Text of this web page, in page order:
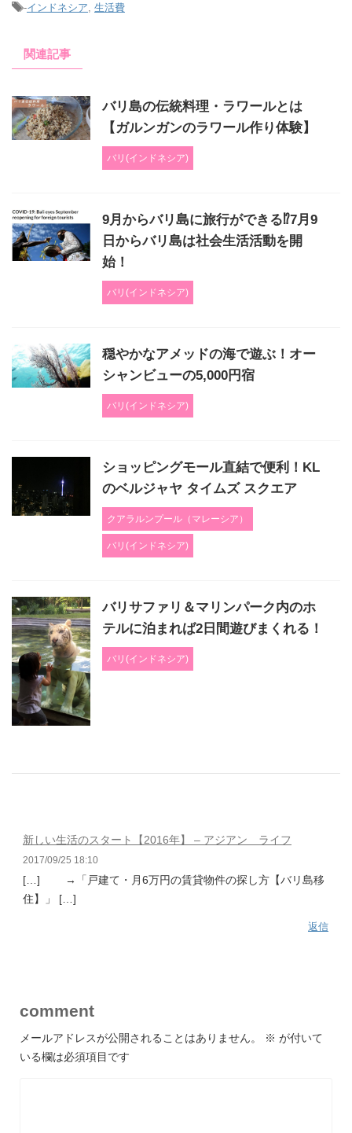
-インドネシア 生活費
関連記事
バリ島の伝統料理・ラワールとは
【ガルンガンのラワール作り体験】
バリ(インドネシア)
9月からバリ島に旅行ができる⁉7月9
日からバリ島は社会生活活動を開
始！
バリ(インドネシア)
穏やかなアメッドの海で遊ぶ！オー
シャンビューの5,000円宿
バリ(インドネシア)
ショッピングモール直結で便利！KL
のベルジャヤ タイムズ スクエア
クアラルンプール（マレーシア）
バリ(インドネシア)
バリサファリ＆マリンパーク内のホ
テルに泊まれば2日間遊びまくれる！
バリ(インドネシア)
新しい生活のスタート【2016年】 – アジアン ライフ
2017/09/25 18:10
[…] →「戸建て・月6万円の賃貸物件の探し方【バリ島移
住】」 […]
返信
comment
メールアドレスが公開されることはありません。 ※ が付いて
いる欄は必須項目です